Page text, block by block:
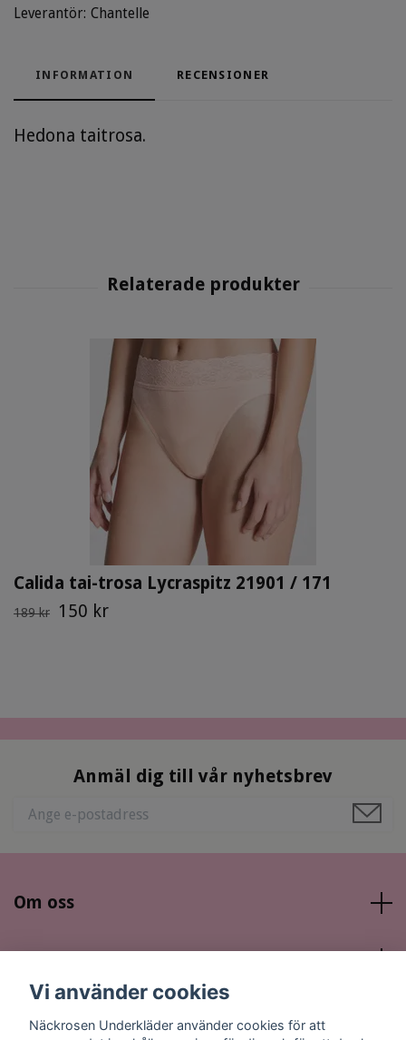
Leverantör: Chantelle
INFORMATION RECENSIONER
Hedona taitrosa.
Calida tai-trosa Lycraspitz 21901 / 171
189 kr 150 kr
Anmäl dig till vår nyhetsbrev
Om oss
Sociala medier
Vi använder cookies
Näckrosen Underkläder använder cookies för att